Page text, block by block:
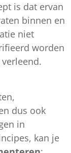
is dat ervan
binnen en
niet
worden
dus ook
in
kan je